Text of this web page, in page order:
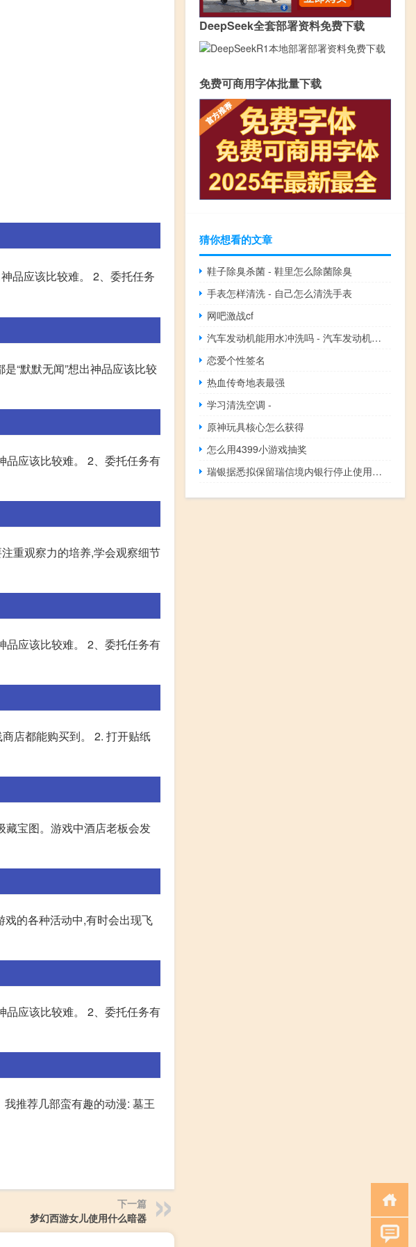
神品应该比较难。 2、委托任务
“默默无闻”想出神品应该比较
品应该比较难。 2、委托任务有
重观察力的培养,学会观察细节
品应该比较难。 2、委托任务有
店都能购买到。 2. 打开贴纸
藏宝图。游戏中酒店老板会发
戏的各种活动中,有时会出现飞
品应该比较难。 2、委托任务有
推荐几部蛮有趣的动漫: 墓王
下一篇
梦幻西游女儿使用什么暗器
DeepSeek全套部署资料免费下载
免费可商用字体批量下载
猜你想看的文章
鞋子除臭杀菌 - 鞋里怎么除菌除臭
手表怎样清洗 - 自己怎么清洗手表
网吧激战cf
汽车发动机能用水冲洗吗 - 汽车发动机能不能直接用水洗
恋爱个性签名
热血传奇地表最强
学习清洗空调 -
原神玩具核心怎么获得
怎么用4399小游戏抽奖
瑞银据悉拟保留瑞信境内银行停止使用瑞信品牌